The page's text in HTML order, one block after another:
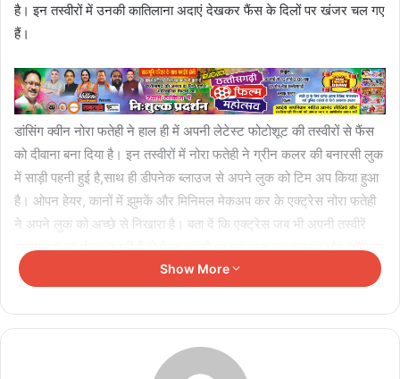
है। इन तस्वीरों में उनकी कातिलाना अदाएं देखकर फैंस के दिलों पर खंजर चल गए
हैं।
डांसिंग क्वीन नोरा फतेही ने हाल ही में अपनी लेटेस्ट फोटोशूट की तस्वीरों से फैंस
को दीवाना बना दिया है। इन तस्वीरों में नोरा फतेही ने ग्रीन कलर की बनारसी लुक
में साड़ी पहनी हुई है,साथ ही डीपनेक ब्लाउज से अपने लुक को टिम अप किया हुआ
है। ओपन हेयर, कानों में झुमकें और मिनिमल मेकअप कर के एक्ट्रेस नोरा फतेही
ने अपने लुक को अच्छे से निखारा है। बता दें कि एक्ट्रेस जब भी अपनी तस्वीरें
इंस्टाग्राम पर पोस्ट करती हैं तो फैंस उनकी हर एक लुक पर लाइक्स और कॉमेंट्स
करते नहीं थकते हैं।
इन तस्वीरों में नोरा फतेही का खूबसूरत और कातिलाना अंदाज देखकर फैंस मदहोश
कातिलाना पोज दिए हैं। बता दें कि नोरा फतेही सोशल मीडिया पर काफी एक्टिव
Show More